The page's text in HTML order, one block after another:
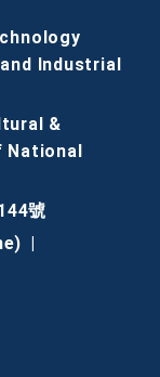
Industrial
&
National
號